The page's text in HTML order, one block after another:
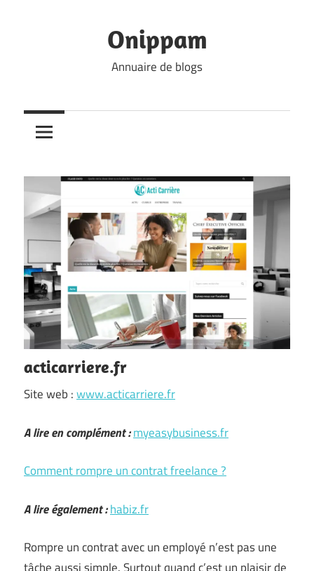
Onippam
Annuaire de blogs
acticarriere.fr
Site web :www.acticarriere.fr
A lire en complément :myeasybusiness.fr
Comment rompre un contrat freelance ?
A lire également :habiz.fr
Rompre un contrat avec un employé n’est pas une